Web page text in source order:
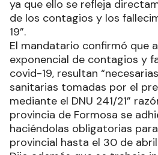
ya que ello se refleja
de los contagios y los
19”.
El mandatario confirmó que
exponencial de contagios y
covid-19, resultan
sanitarias tomadas por el
mediante el DNU 241/21”
provincia de Formosa se
haciéndolas obligatorias
provincial hasta el 30 de